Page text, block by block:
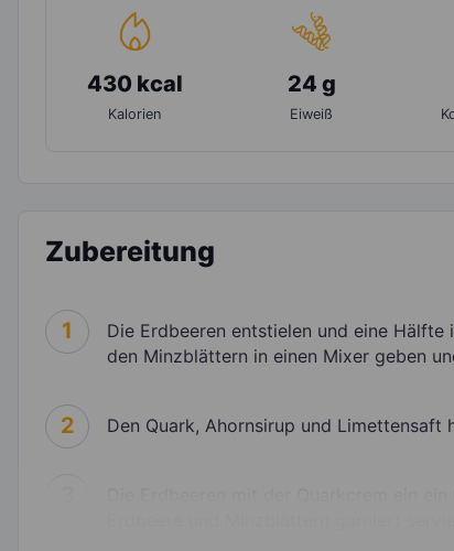
430 kcal
Kalorien
24 g
Eiweiß
Zubereitung
1
Die Erdbeeren entstielen und eine
den Minzblättern in einen Mixer geben
2 Den Quark, Ahornsirup und Limettensaft